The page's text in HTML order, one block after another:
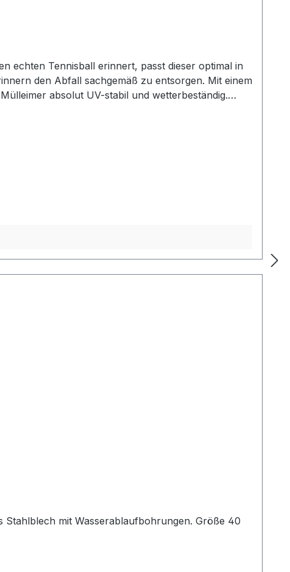
echten Tennisball erinnert, passt dieser optimal in
den Abfall sachgemäß zu entsorgen. Mit einem
absolut UV-stabil und wetterbeständig.
mit Wasserablaufbohrungen. Größe 40